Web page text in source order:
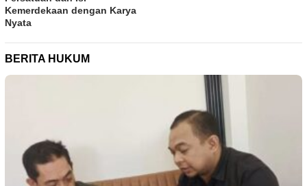
Kemerdekaan dengan Karya
Nyata
BERITA HUKUM